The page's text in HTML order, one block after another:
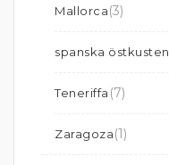
Mallorca(3)
spanska östkusten
Teneriffa (7)
Zaragoza(1)